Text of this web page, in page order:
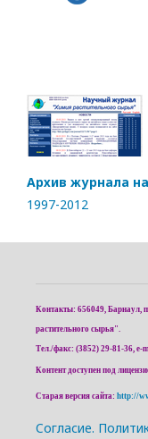
Архив журнала
1997-2012
Контакты: 656049, Барнаул,
растительного сырья".
Тел./факс: (3852) 29-81-36, e-
Контент доступен под
Старая версия сайта: http://
Cогласие.